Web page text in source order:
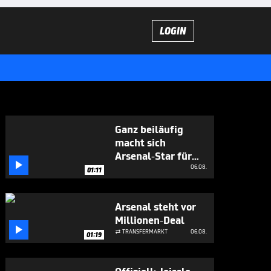
LOGIN
 01:11
Ganz beiläufig
macht sich
Arsenal-Star für
06.08.
 01:19
Arsenal steht vor
Millionen-Deal
 TRANSFERMARKT 06.08.